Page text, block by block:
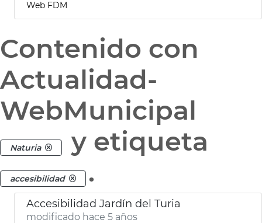
Web FDM
Contenido con
Actualidad-
WebMunicipal
Naturia y etiqueta
accesibilidad .
Accesibilidad Jardín del Turia
modificado hace 5 años